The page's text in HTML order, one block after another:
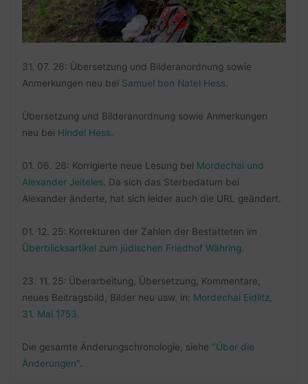
31. 07. 26: Übersetzung und Bilderanordnung sowie
Anmerkungen neu bei Samuel ben Natel Hess
Übersetzung und Bilderanordnung sowie Anmerkungen
neu bei Hindel Hess
01. 06. 26: Korrigierte neue Lesung bei Mordechai und
Alexander Jeiteles . Da sich das Sterbedatum bei
Alexander änderte, hat sich leider auch die URL geändert.
01. 12. 25: Korrekturen der Zahlen der Bestatteten im
Überblicksartikel zum jüdischen Friedhof Währing
23. 11. 25: Überarbeitung, Übersetzung, Kommentare,
neues Beitragsbild, Bilder neu usw. in: Mordechai Eidlitz,
31. Mai 1753
Die gesamte Änderungschronologie, siehe "Über die
Änderungen".